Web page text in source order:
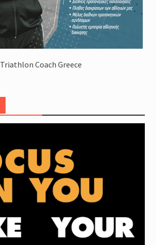
Triathlon Coach Greece